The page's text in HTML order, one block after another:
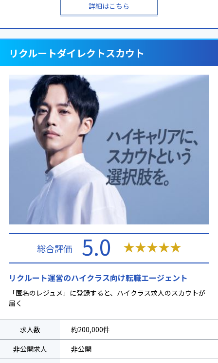
詳細はこちら
リクルートダイレクトスカウト
リクルート運営のハイクラス向け転職エージェント
「匿名のレジュメ」に登録すると、ハイクラス求人のスカウトが
届く
総合評価 5.0 ★★★★★
求人数
約200,000件
非公開求人
非公開